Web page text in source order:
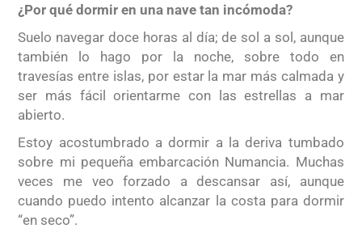
¿Por qué dormir en una nave tan incómoda?
Suelo navegar doce horas al día; de sol a sol, aunque
también lo hago por la noche, sobre todo en
travesías entre islas, por estar la mar más calmada y
ser más fácil orientarme con las estrellas a mar
abierto.
Estoy acostumbrado a dormir a la deriva tumbado
sobre mi pequeña embarcación Numancia. Muchas
veces me veo forzado a descansar así, aunque
cuando puedo intento alcanzar la costa para dormir
“en seco”.